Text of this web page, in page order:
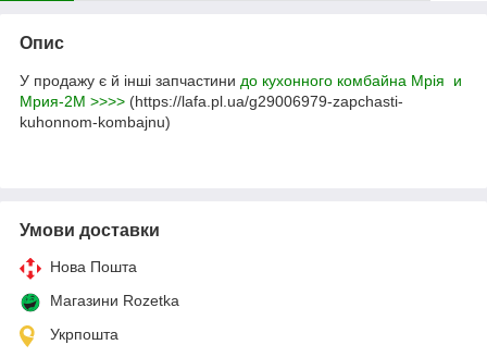
Опис
У продажу є й інші запчастини до кухонного комбайна Мрія и
Мрия-2М >>>> (https://lafa.pl.ua/g29006979-zapchasti-
kuhonnom-kombajnu)
Умови доставки
Нова Пошта
Магазини Rozetka
Укрпошта